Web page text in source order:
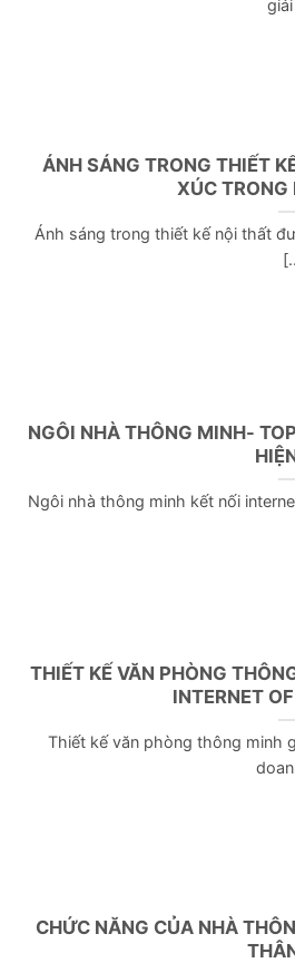
ÁNH SÁNG TRONG THIẾT
XÚC TRONG
Ánh sáng trong thiết kế nội thất
NGÔI NHÀ THÔNG MINH-
Ngôi nhà thông minh kết nối
THIẾT KẾ VĂN PHÒNG
INTERNET
Thiết kế văn phòng thông minh
CHỨC NĂNG CỦA NHÀ